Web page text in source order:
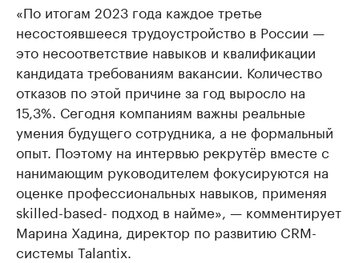
Крупные организации в
нефтегазовой промышленности
Найдите и проверьте данные в каталоге Посмотрите
«По итогам 2023 года каждое третье
несостоявшееся трудоустройство в России —
это несоответствие навыков и квалификации
кандидата требованиям вакансии. Количество
отказов по этой причине за год выросло на
15,3%. Сегодня компаниям важны реальные
умения будущего сотрудника, а не формальный
опыт. Поэтому на интервью рекрутёр вместе с
нанимающим руководителем фокусируются на
оценке профессиональных навыков, применяя
skilled-based- подход в найме», — комментирует
Марина Хадина, директор по развитию CRM-
системы Talantix.